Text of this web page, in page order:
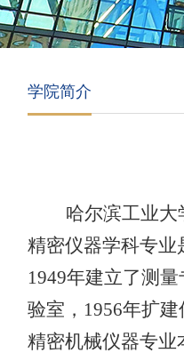
学院简介
哈尔滨工业
精密仪器学科专业
1949年建立了测量
验室， 1956年扩建
精密机械仪器专业